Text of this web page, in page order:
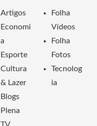
Artigos
Economi
a
Esporte
Cultura
& Lazer
Blogs
Plena
TV
Folha
Vídeos
Folha
Fotos
Tecnolog
ia